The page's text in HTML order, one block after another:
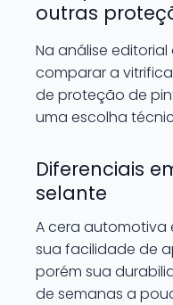
outras
Na análise
comparar a
de proteção de
uma escolha
Diferenciais
selante
A cera automotiva
sua facilidade de
porém sua
de semanas a